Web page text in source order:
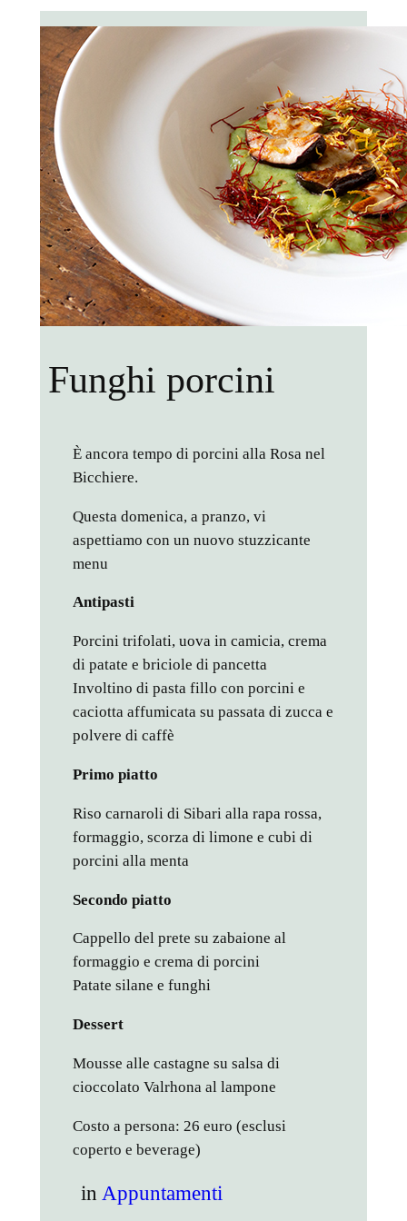
Funghi porcini
È ancora tempo di porcini alla Rosa nel
Bicchiere.
Questa domenica, a pranzo, vi
aspettiamo con un nuovo stuzzicante
menu
Antipasti
Porcini trifolati, uova in camicia, crema
di patate e briciole di pancetta
Involtino di pasta fillo con porcini e
caciotta affumicata su passata di zucca e
polvere di caffè
Primo piatto
Riso carnaroli di Sibari alla rapa rossa,
formaggio, scorza di limone e cubi di
porcini alla menta
Secondo piatto
Cappello del prete su zabaione al
formaggio e crema di porcini
Patate silane e funghi
Dessert
Mousse alle castagne su salsa di
cioccolato Valrhona al lampone
Costo a persona: 26 euro (esclusi
coperto e beverage)
in Appuntamenti